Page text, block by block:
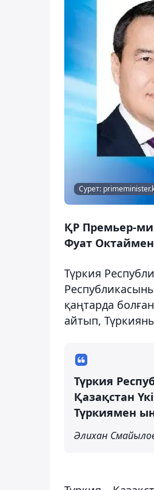
Сурет:
ҚР Премьер-
Фуат
Түркия
қаңтарда
айтып,
Түркия
Қазақстан
Түркиямен
Әлихан